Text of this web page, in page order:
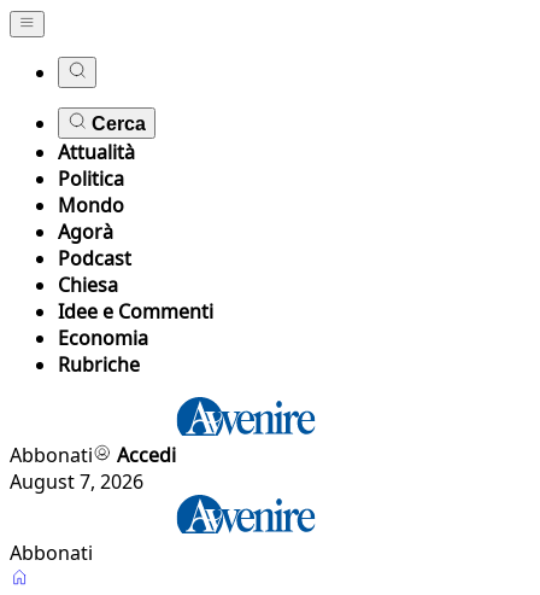
Cerca
Attualità
Politica
Mondo
Agorà
Podcast
Chiesa
Idee e Commenti
Economia
Rubriche
Abbonati
Accedi
August 7, 2026
Abbonati